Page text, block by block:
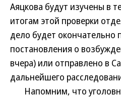
Аяцкова будут изучены в
итогам этой проверки
дело будет
постановления о
вчера) или отправлено в
дальнейшего
Напомним, что